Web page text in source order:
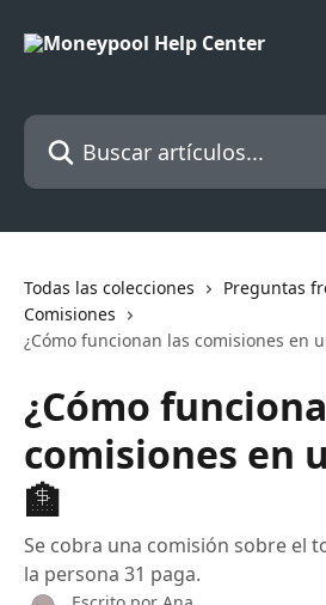
Buscar artículos...
Todas las colecciones
Preguntas
Comisiones
¿Cómo funcionan las comisiones en
¿Cómo
comisiones en
🏦
Se cobra una comisión sobre el
la persona 31 paga.